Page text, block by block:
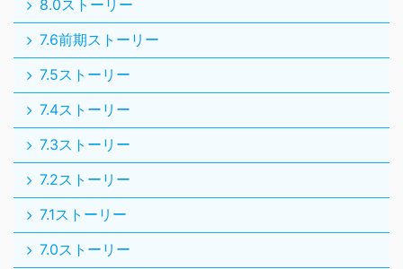
8.0ストーリー
7.6前期ストーリー
7.5ストーリー
7.4ストーリー
7.3ストーリー
7.2ストーリー
7.1ストーリー
7.0ストーリー